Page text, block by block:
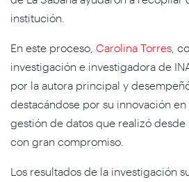
institución.
En este proceso, Carolina Torres ,
investigación e investigadora de
por la autora principal y
destacándose por su innovación
gestión de datos que realizó
con gran compromiso.
Los resultados de la investigación